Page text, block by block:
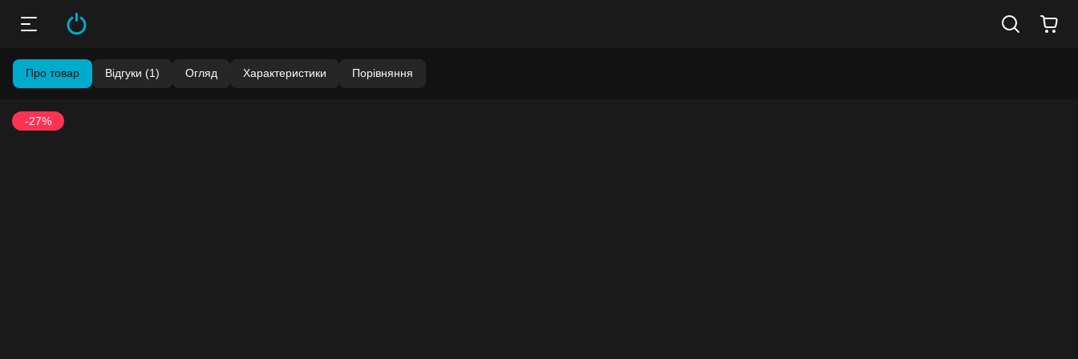
Про товар Відгуки (1) Огляд Характеристики Порівняння
-27%